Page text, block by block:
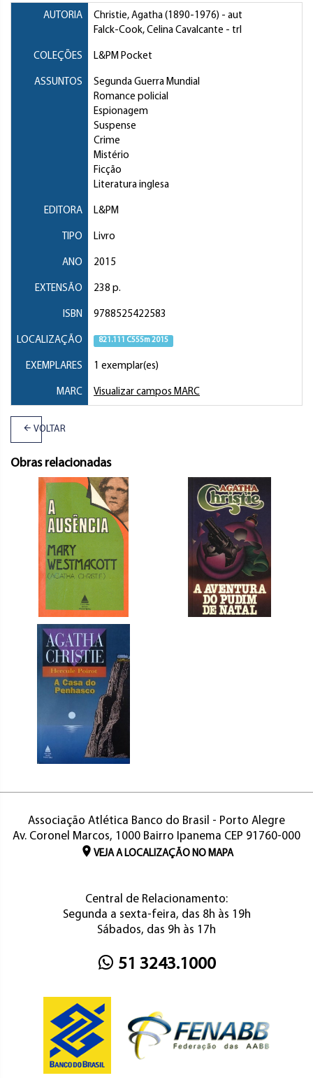
AUTORIA Christie, Agatha (1890-1976) - aut
Falck-Cook, Celina Cavalcante - trl
COLEÇÕES L&PM Pocket
ASSUNTOS
Segunda Guerra Mundial
Romance policial
Espionagem
Suspense
Crime
Mistério
Ficção
Literatura inglesa
EDITORA L&PM
TIPO Livro
ANO 2015
EXTENSÃO 238 p.
ISBN 9788525422583
LOCALIZAÇÃO 821.111 C555m 2015
EXEMPLARES 1 exemplar(es)
MARC Visualizar campos MARC
VOLTAR
Obras relacionadas
Associação Atlética Banco do Brasil - Porto Alegre
Av. Coronel Marcos, 1000 Bairro Ipanema CEP 91760-000
VEJA A LOCALIZAÇÃO NO MAPA
Central de Relacionamento:
Segunda a sexta-feira, das 8h às 19h
Sábados, das 9h às 17h
51 3243.1000